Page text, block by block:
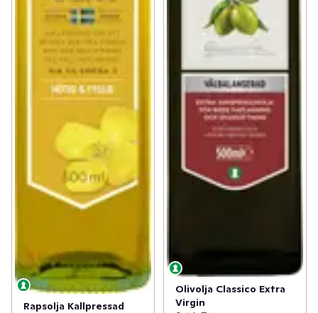
Rapsolja Kallpressad
Olivolja Classico Extra
Virgin